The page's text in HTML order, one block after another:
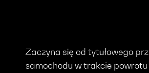
Zaczyna się od tytułowego
samochodu w trakcie powrotu